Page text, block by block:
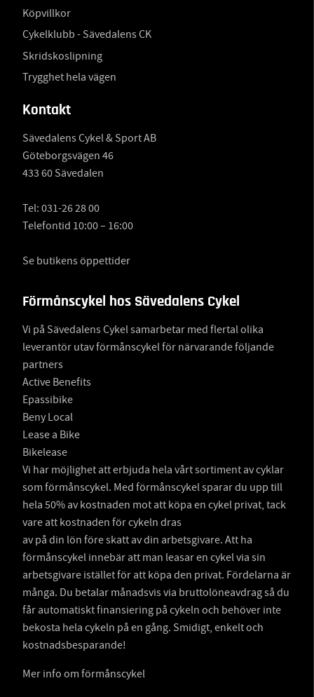
Köpvillkor
Cykelklubb - Sävedalens CK
Skridskoslipning
Trygghet hela vägen
Kontakt
Sävedalens Cykel & Sport AB
Göteborgsvägen 46
433 60 Sävedalen
Tel: 031-26 28 00
Telefontid 10:00 – 16:00
Se butikens öppettider
Förmånscykel hos Sävedalens Cykel
Vi på Sävedalens Cykel samarbetar med flertal olika
leverantör utav förmånscykel för närvarande följande
partners
Active Benefits
Epassibike
Beny Local
Lease a Bike
Bikelease
Vi har möjlighet att erbjuda hela vårt sortiment av cyklar
som förmånscykel. Med förmånscykel sparar du upp till
hela 50% av kostnaden mot att köpa en cykel privat, tack
vare att kostnaden för cykeln dras
av på din lön före skatt av din arbetsgivare. Att ha
förmånscykel innebär att man leasar en cykel via sin
arbetsgivare istället för att köpa den privat. Fördelarna är
många. Du betalar månadsvis via bruttolöneavdrag så du
får automatiskt finansiering på cykeln och behöver inte
bekosta hela cykeln på en gång. Smidigt, enkelt och
kostnadsbesparande!
Mer info om förmånscykel